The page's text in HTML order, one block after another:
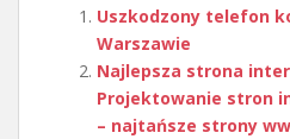
Uszkodzony telefon
Warszawie
Najlepsza strona
Projektowanie stron
– najtańsze strony